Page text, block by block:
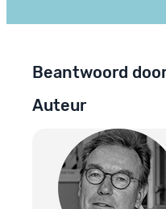
Beantwoord
Auteur